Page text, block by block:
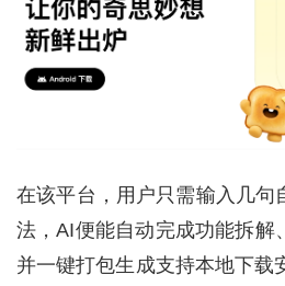
在该平台，用户只需输入几句
法，AI便能自动完成功能拆解
并一键打包生成支持本地下载